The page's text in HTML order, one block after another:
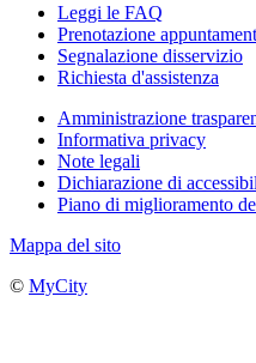
Leggi le FAQ
Prenotazione
Segnalazione disservizio
Richiesta d'assistenza
Amministrazione
Informativa privacy
Note legali
Dichiarazione di
Piano di miglioramento
Mappa del sito
© MyCity